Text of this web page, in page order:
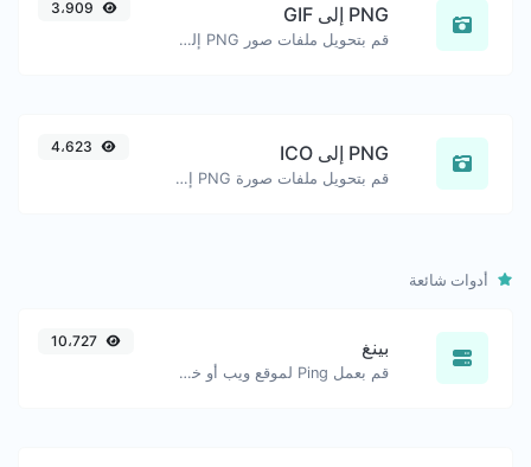
PNG إلى GIF
قم بتحويل ملفات صور PNG إلى GIF بسهولة.
PNG إلى ICO
قم بتحويل ملفات صورة PNG إلى ICO بسهولة.
أدوات شائعة
بينغ
قم بعمل Ping لموقع ويب أو خادم أو منفذ.